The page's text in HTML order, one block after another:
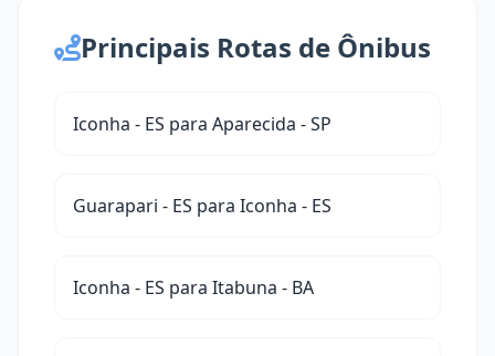
Principais Rotas de Ônibus
Iconha - ES para Aparecida - SP
Guarapari - ES para Iconha - ES
Iconha - ES para Itabuna - BA